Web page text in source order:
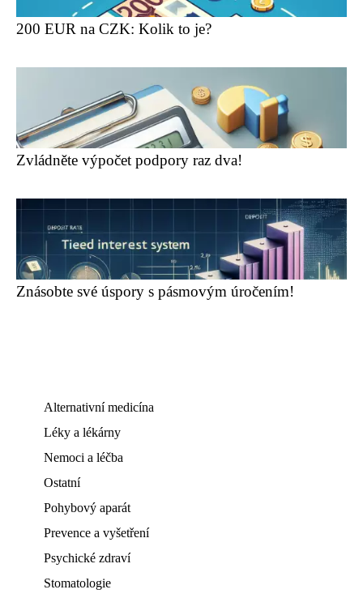
200 EUR na CZK: Kolik to je?
Zvládněte výpočet podpory raz dva!
Znásobte své úspory s pásmovým úročením!
Alternativní medicína
Léky a lékárny
Nemoci a léčba
Ostatní
Pohybový aparát
Prevence a vyšetření
Psychické zdraví
Stomatologie